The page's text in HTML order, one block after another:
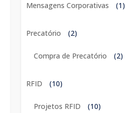
Mensagens Corporativas (1)
Precatório (2)
Compra de Precatório (2)
RFID (10)
Projetos RFID (10)